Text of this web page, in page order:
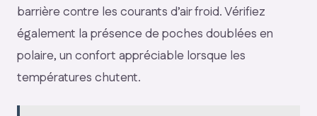
barrière contre les courants d’air froid. Vérifiez
également la présence de poches doublées en
polaire, un confort appréciable lorsque les
températures chutent.